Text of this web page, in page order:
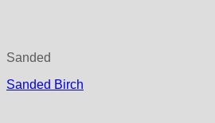
Sanded
Sanded Birch